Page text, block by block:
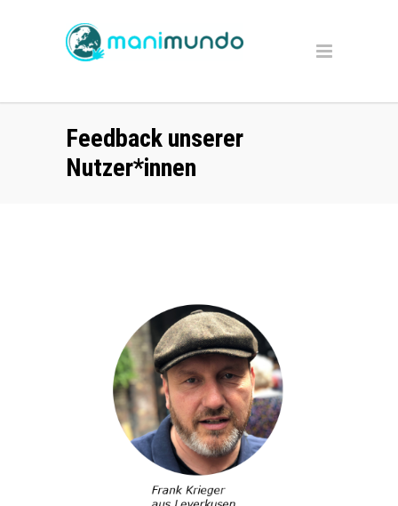
Feedback unserer
Nutzer*innen